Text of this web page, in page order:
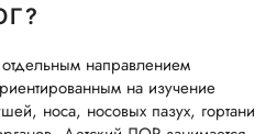
отдельным направлением
на изучение
носа, носовых пазух, гортани